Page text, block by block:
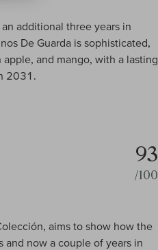
additional three years in
De Guarda is sophisticated,
and mango, with a lasting
2031.
93
/100
aims to show how the
now a couple of years in